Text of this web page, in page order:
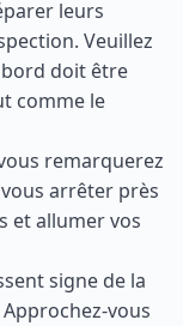
leurs
Veuillez
doit être
comme le
remarquerez
vous arrêter près
et allumer vos
signe de la
vous